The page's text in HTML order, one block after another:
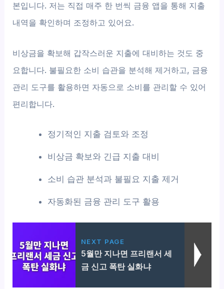
본입니다. 저는 직접 매주 한 번씩 금융 앱을 통해 지출
내역을 확인하며 조정하고 있어요.
비상금을 확보해 갑작스러운 지출에 대비하는 것도 중
요합니다. 불필요한 소비 습관을 분석해 제거하고, 금융
관리 도구를 활용하면 자동으로 소비를 관리할 수 있어
편리합니다.
정기적인 지출 검토와 조정
비상금 확보와 긴급 지출 대비
소비 습관 분석과 불필요 지출 제거
자동화된 금융 관리 도구 활용
NEXT PAGE
5월만 지나면 프리랜서 세
금 신고 폭탄 실화냐